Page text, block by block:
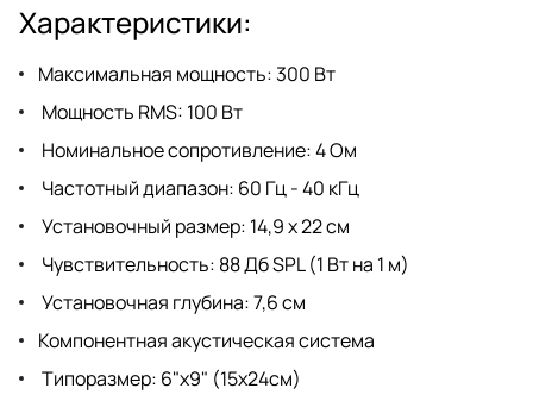
Характеристики:
Максимальная мощность: 300 Вт
Мощность RMS: 100 Вт
Номинальное сопротивление: 4 Ом
Частотный диапазон: 60 Гц - 40 кГц
Установочный размер: 14,9 x 22 см
Чувствительность: 88 Дб SPL (1 Вт на 1 м)
Установочная глубина: 7,6 см
Компонентная акустическая система
Типоразмер: 6"х9" (15х24см)